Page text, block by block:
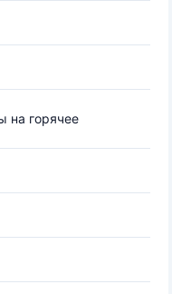
на горячее